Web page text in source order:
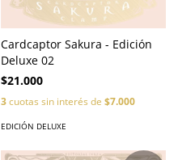
Cardcaptor Sakura - Edición
Deluxe 02
$21.000
3cuotas sin interés de $7.000
EDICIÓN DELUXE